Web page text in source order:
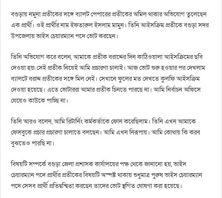
বগুড়ায় নমুনা প্রতীকের সঙ্গে ব্যালট পেপারের প্রতীকের অমিল থাকার অভিযোগ তুলেছেন
এক প্রার্থী। ওই প্রার্থীর নাম ইফতারুল ইসলাম মামুন। তিনি আইসক্রিম প্রতীকে বগুড়া সদর
উপজেলায় ভাইস চেয়ারম্যান পদে ভোট করছেন।
তিনি অভিযোগ করে বলেন, আমাকে প্রতীক বরাদ্দের দিন কাঠিওয়ালা আইসক্রিমের ছবি
দেওয়া হয়৷ সেই প্রতীক নিয়েই আমি প্রচারণা চালাই। আজ ভোট শুরু হওয়ার পর দেখলাম
ব্যালটে বরাদ্দ প্রতীকের সঙ্গে মিল নেই। সেখানে ফুলের মত দেখতে কুলফি আইসক্রিম
দেওয়া হয়েছে। এতে ভোটাররা আমার প্রতীক চিনতে পারছে না। আমি নির্বাচন অফিসে
যেয়েও কাউকে পাচ্ছি না।
তিনি আরও বলেন, আমি রিটার্নিং কর্মকর্তাকে ফোন করেছিলাম। তিনি এখন আমাকে
ফেসবুকে প্রচার প্রচারণা চালাতে বলছেন। আমি এখন নিরূপায়। আমি কোথায় কি করব
বুঝতেও পারছি না।
বিষয়টি সম্পর্কে বগুড়া জেলা প্রশাসক কার্যালয়ের পক্ষ থেকে জানানো হয়, ভাইস
চেয়ারম্যান পদে প্রার্থীর প্রতীকের বিষয়টি অস্পষ্ট থাকায় শুধুমাত্র পুরুষ ভাইস চেয়ারম্যান
পদে সেসব প্রার্থী প্রতিদ্বন্দ্বিতা করছেন তাদের ভোট স্থগিত ঘোষণা করা হয়েছে।